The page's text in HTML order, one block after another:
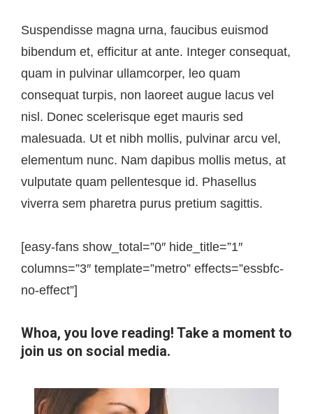
Suspendisse magna urna, faucibus euismod
bibendum et, efficitur at ante. Integer consequat,
quam in pulvinar ullamcorper, leo quam
consequat turpis, non laoreet augue lacus vel
nisl. Donec scelerisque eget mauris sed
malesuada. Ut et nibh mollis, pulvinar arcu vel,
elementum nunc. Nam dapibus mollis metus, at
vulputate quam pellentesque id. Phasellus
viverra sem pharetra purus pretium sagittis.
[easy-fans show_total=”0″ hide_title=”1″
columns=”3″ template=”metro” effects=”essbfc-
no-effect”]
Whoa, you love reading! Take a moment to
join us on social media.